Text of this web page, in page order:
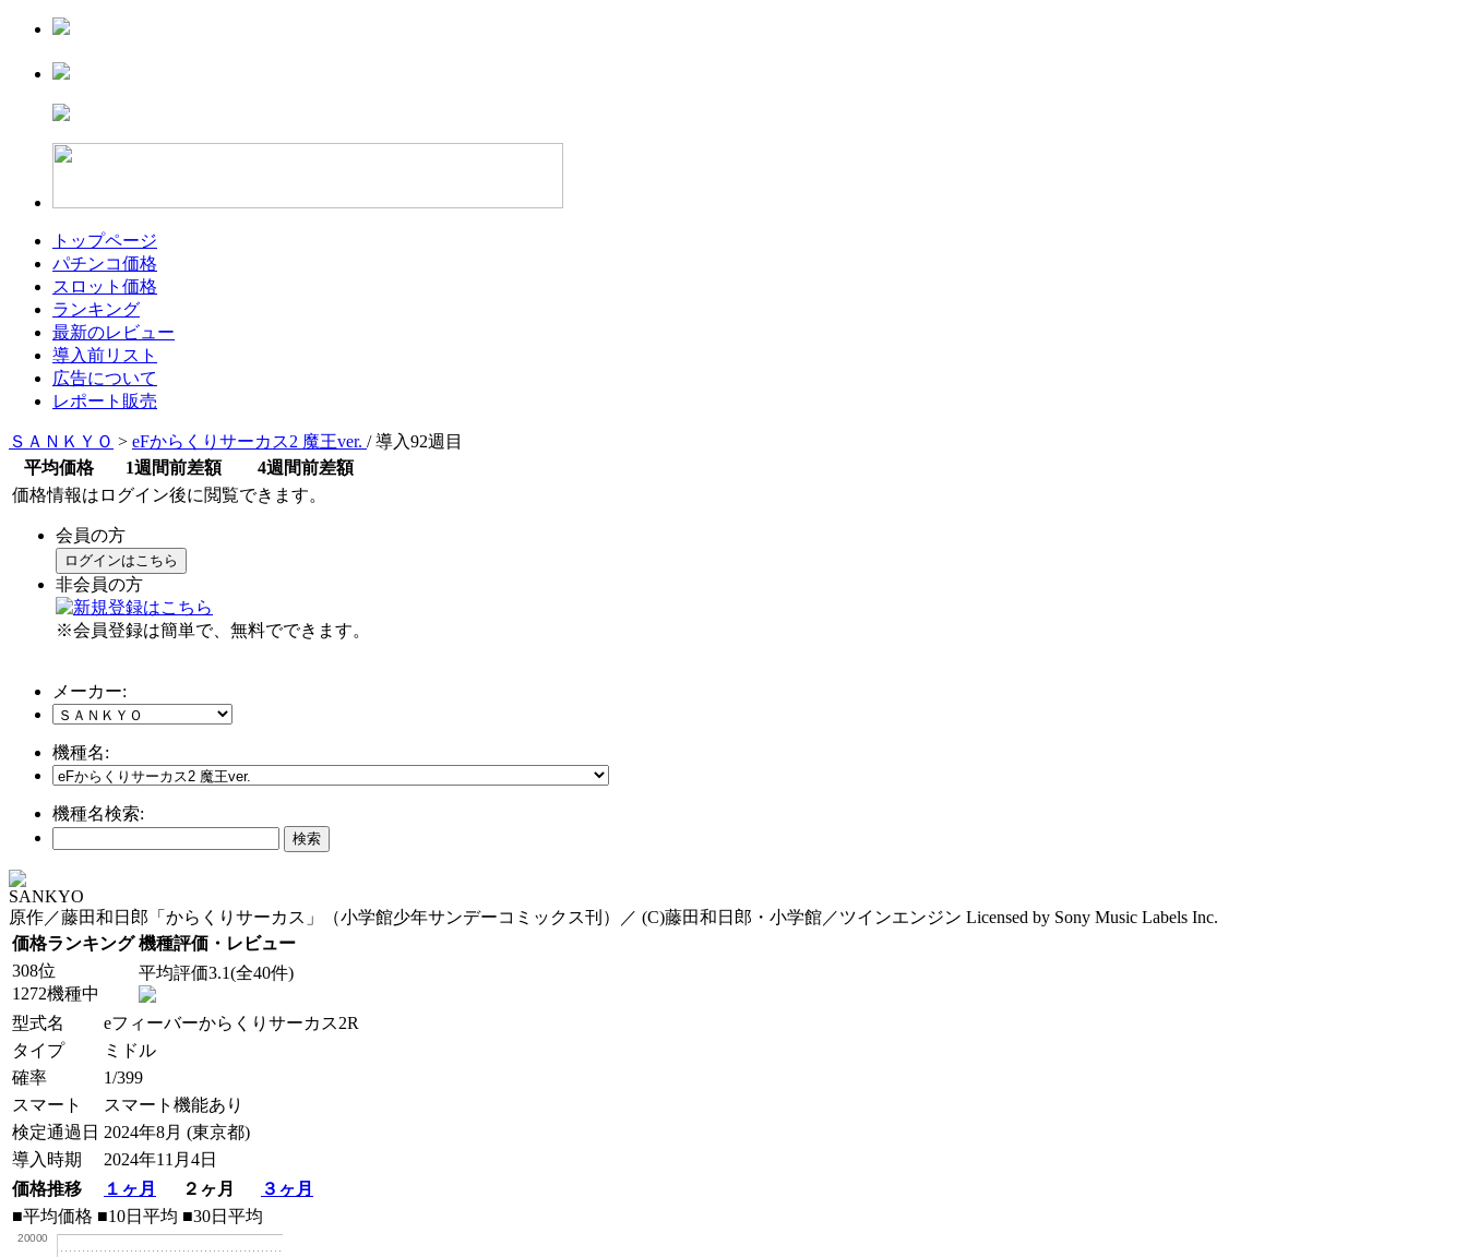
トップページ
パチンコ価格
スロット価格
ランキング
最新のレビュー
導入前リスト
広告について
レポート販売
ＳＡＮＫＹＯ > eFからくりサーカス2 魔王ver. / 導入92週目
平均価格
1週間前差額
4週間前差額
価格情報はログイン後に閲覧できます。
会員の方
ログインはこちら
非会員の方
※会員登録は簡単で、無料でできます。
メーカー:
機種名:
機種名検索:
SANKYO
原作／藤田和日郎「からくりサーカス」（小学館少年サンデーコミックス刊）／ (C)藤田和日郎・小学館／ツインエンジン Licensed by Sony Music Labels Inc.
価格ランキング 機種評価・レビュー
308位
1272機種中
平均評価3.1(全40件)
型式名
eフィーバーからくりサーカス2R
タイプ
ミドル
確率
1/399
スマート
スマート機能あり
検定通過日 2024年8月 (東京都)
導入時期
2024年11月4日
価格推移
１ヶ月 ２ヶ月
３ヶ月
■平均価格 ■10日平均 ■30日平均
20000